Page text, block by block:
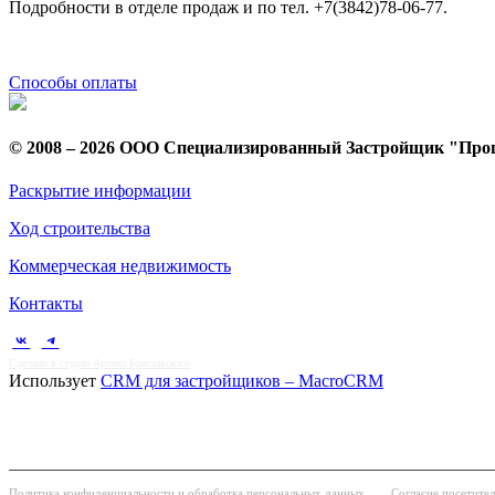
Подробности в отделе продаж и по тел. +7(3842)78-06-77.
Способы оплаты
© 2008 – 2026 ООО Специализированный Застройщик
Раскрытие информации
Ход строительства
Коммерческая недвижимость
Контакты
Использует CRM для застройщиков – MacroCRM